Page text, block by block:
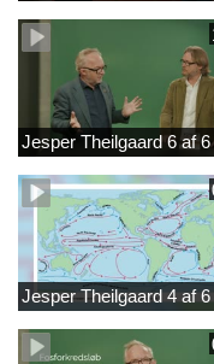
Jesper Theilgaard 6 af 6
Jesper Theilgaard 4 af 6